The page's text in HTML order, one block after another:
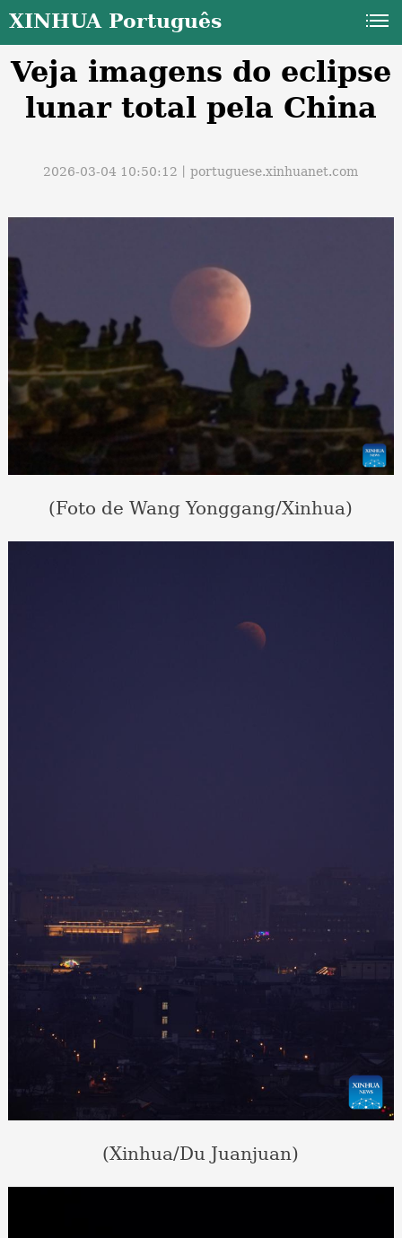
XINHUA Português
Veja imagens do eclipse
lunar total pela China
2026-03-04 10:50:12丨portuguese.xinhuanet.com
(Foto de Wang Yonggang/Xinhua)
(Xinhua/Du Juanjuan)